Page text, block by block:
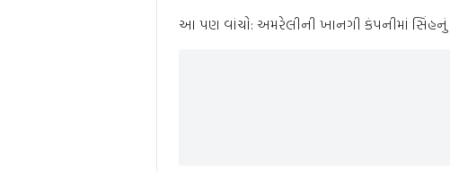
આ પણ વાંચો: અમરેલીની ખાનગી કંપનીમાં સિંહનું